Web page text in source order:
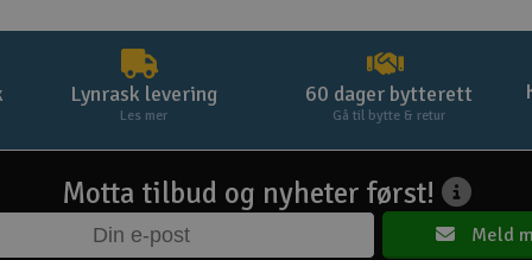
Lynrask levering
Les mer
60 dager bytterett
Gå til bytte & retur
Motta tilbud og nyheter først!
Meld